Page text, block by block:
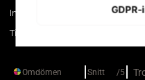
Instagram
TikTok